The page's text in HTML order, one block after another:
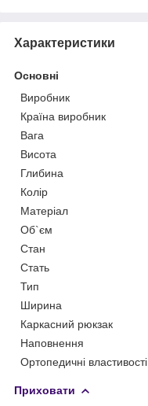
Характеристики
Основні
Виробник
Країна виробник
Вага
Висота
Глибина
Колір
Матеріал
Об`єм
Стан
Стать
Тип
Ширина
Каркасний рюкзак
Наповнення
Ортопедичні властивості
Приховати